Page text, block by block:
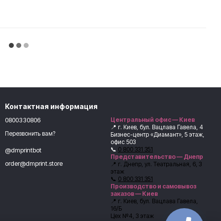
Контактная информация
0800330806
Перезвонить вам?
@dmprintbot
order@dmprint.store
Центральный офис — Киев
📍 г. Киев, бул. Вацлава Гавела, 4
Бизнес-центр «Диамант», 5 этаж,
офис 503
📞 0 800 331 351
Представительство — Днепр
📍 г. Днепр, ул. Театральная, 6, 3
этаж
📞 0 800 331 351
Производство и самовывоз
заказов — Киев
📍 г. Киев, бул. Вацлава Гавела,
16/Б
Цех №4, 3 этаж